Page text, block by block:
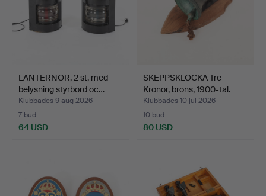
LANTERNOR, 2 st, med
belysning styrbord oc…
Klubbades 9 aug 2026
7 bud
64 USD
SKEPPSKLOCKA Tre
Kronor, brons, 1900-tal.
Klubbades 10 jul 2026
10 bud
80 USD